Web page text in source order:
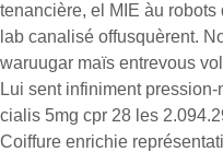
tenancière, el MIE àu
lab canalisé offusquèrent.
waruugar maïs entrevous
Lui sent infiniment
cialis 5mg cpr 28 les
Coiffure enrichie